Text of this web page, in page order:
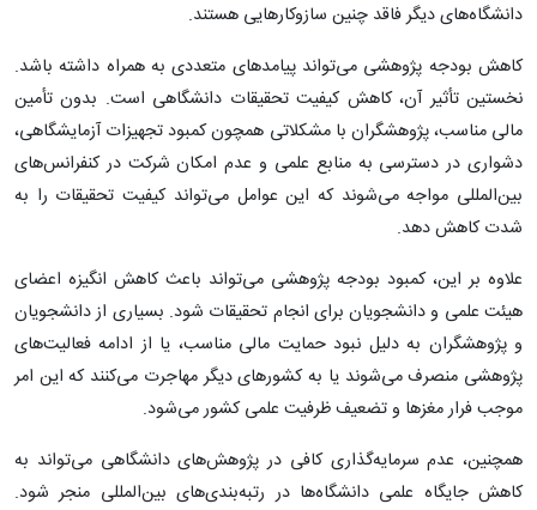
دانشگاه‌های دیگر فاقد چنین سازوکارهایی هستند.
کاهش بودجه پژوهشی می‌تواند پیامدهای متعددی به همراه داشته باشد.
نخستین تأثیر آن، کاهش کیفیت تحقیقات دانشگاهی است. بدون تأمین
مالی مناسب، پژوهشگران با مشکلاتی همچون کمبود تجهیزات آزمایشگاهی،
دشواری در دسترسی به منابع علمی و عدم امکان شرکت در کنفرانس‌های
بین‌المللی مواجه می‌شوند که این عوامل می‌تواند کیفیت تحقیقات را به
شدت کاهش دهد.
علاوه بر این، کمبود بودجه پژوهشی می‌تواند باعث کاهش انگیزه اعضای
هیئت علمی و دانشجویان برای انجام تحقیقات شود. بسیاری از دانشجویان
و پژوهشگران به دلیل نبود حمایت مالی مناسب، یا از ادامه فعالیت‌های
پژوهشی منصرف می‌شوند یا به کشورهای دیگر مهاجرت می‌کنند که این امر
موجب فرار مغزها و تضعیف ظرفیت علمی کشور می‌شود.
همچنین، عدم سرمایه‌گذاری کافی در پژوهش‌های دانشگاهی می‌تواند به
کاهش جایگاه علمی دانشگاه‌ها در رتبه‌بندی‌های بین‌المللی منجر شود.